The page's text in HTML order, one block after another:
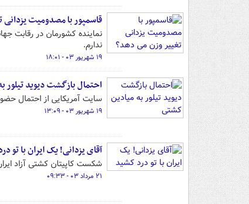
قاسمپور با مصدومیت
ندارم.
۱۹ شهریور ۰۳ - ۱۸:۰۱
احتمال بازگشت دیوید تیلور
سایت آمریکایی از احتمال حضور دیوید تیلور در
۱۹ شهریور ۰۳ - ۱۳:۰۹
آقای یزدانی! یک ایران با تو
شکست کاپیتان کشتی آزاد ایران در فینال وزن ۸۶ کیلوگرم درس‌های
۲۱ مرداد ۰۳ - ۰۹:۳۳